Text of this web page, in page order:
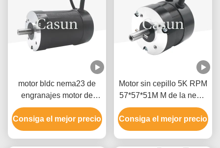
motor bldc nema23 de
engranajes motor de
engranajes sin escobillas
2:1 motor eléctrico de
120w dc 24v para
Consiga el mejor precio
Motor sin cepillo 5K RPM
57*57*51M M de la nema
23 DC LOS 0.3N.M
Consiga el mejor precio